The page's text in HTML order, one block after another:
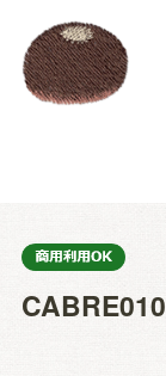
CABRE010